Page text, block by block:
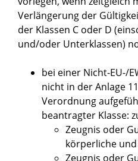
Verlängerung der
der Klassen C oder D
und/oder Unterklassen)
bei einer Nicht-EU-/
nicht in derAnlage
Verordnung
beantragter Klasse:
Zeugnis oder
körperliche
Zeugnis oder